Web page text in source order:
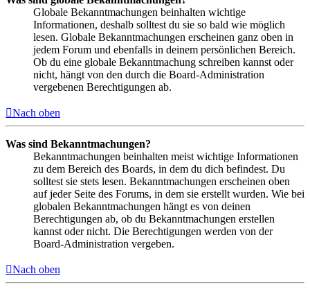
Globale Bekanntmachungen beinhalten wichtige
Informationen, deshalb solltest du sie so bald wie möglich
lesen. Globale Bekanntmachungen erscheinen ganz oben in
jedem Forum und ebenfalls in deinem persönlichen Bereich.
Ob du eine globale Bekanntmachung schreiben kannst oder
nicht, hängt von den durch die Board-Administration
vergebenen Berechtigungen ab.
Nach oben
Was sind Bekanntmachungen?
Bekanntmachungen beinhalten meist wichtige Informationen
zu dem Bereich des Boards, in dem du dich befindest. Du
solltest sie stets lesen. Bekanntmachungen erscheinen oben
auf jeder Seite des Forums, in dem sie erstellt wurden. Wie bei
globalen Bekanntmachungen hängt es von deinen
Berechtigungen ab, ob du Bekanntmachungen erstellen
kannst oder nicht. Die Berechtigungen werden von der
Board-Administration vergeben.
Nach oben